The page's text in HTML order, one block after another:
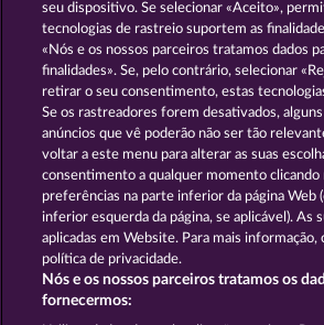
PALACE OF TREASURES MAGIC
Termos e
Declaração de Privacidade
Empresa Perguntas
Programa de parceiros
seu dispositivo. Se selecionar «Aceito»,
tecnologias de rastreio suportem as
«Nós e os nossos parceiros tratamos dados
finalidades». Se, pelo contrário, selecionar
retirar o seu consentimento, estas
Se os rastreadores forem desativados,
anúncios que vê poderão não ser tão
voltar a este menu para alterar as suas
consentimento a qualquer momento clicando
preferências na parte inferior da página Web
inferior esquerda da página, se aplicável). As
aplicadas em Website. Para mais informação,
política de privacidade.
Nós e os nossos parceiros tratamos os
fornecermos: